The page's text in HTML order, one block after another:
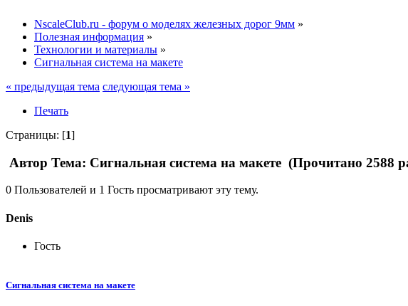
NscaleClub.ru - форум о моделях железных дорог 9мм »
Полезная информация »
Технологии и материалы »
Сигнальная система на макете
« предыдущая тема следующая тема »
Печать
Страницы: [1]
Автор Тема: Сигнальная система на макете (Прочитано 2588
0 Пользователей и 1 Гость просматривают эту тему.
Denis
Гость
Сигнальная система на макете